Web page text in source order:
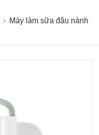
Máy làm sữa đậu nành